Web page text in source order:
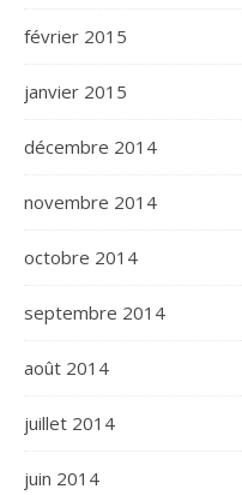
février 2015
janvier 2015
décembre 2014
novembre 2014
octobre 2014
septembre 2014
août 2014
juillet 2014
juin 2014